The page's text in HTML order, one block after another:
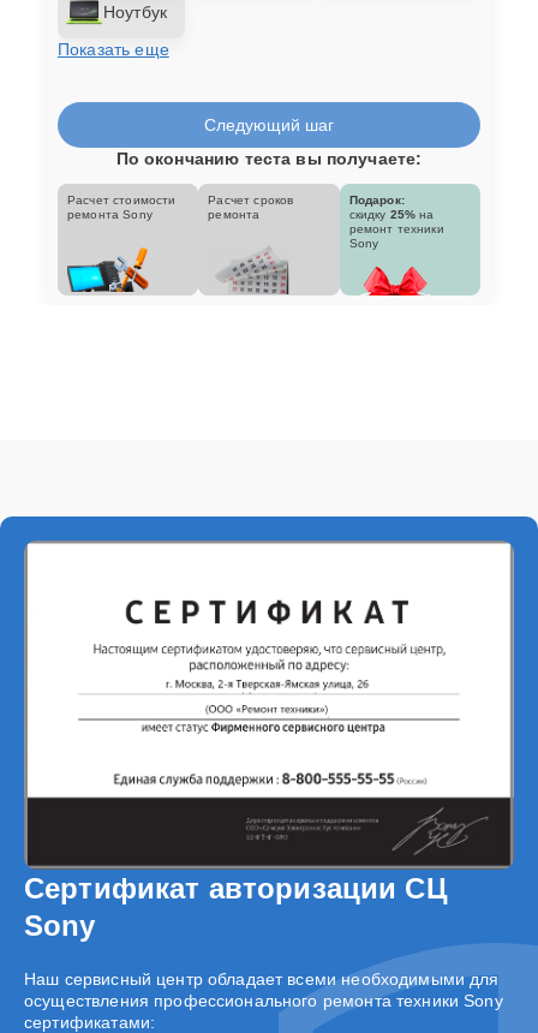
Ноутбук
Показать еще
Следующий шаг
По окончанию теста вы получаете:
Расчет стоимости
ремонта Sony
Расчет сроков
ремонта
Подарок:
скидку 25% на
ремонт техники
Sony
Сертификат авторизации СЦ
Sony
Наш сервисный центр обладает всеми необходимыми для
осуществления профессионального ремонта техники Sony
сертификатами: